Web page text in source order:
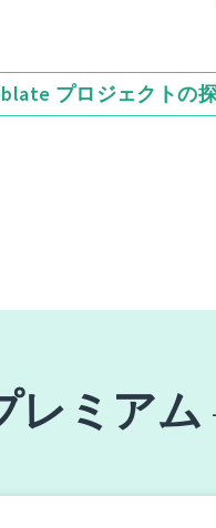
プロジェクトの
レミアム